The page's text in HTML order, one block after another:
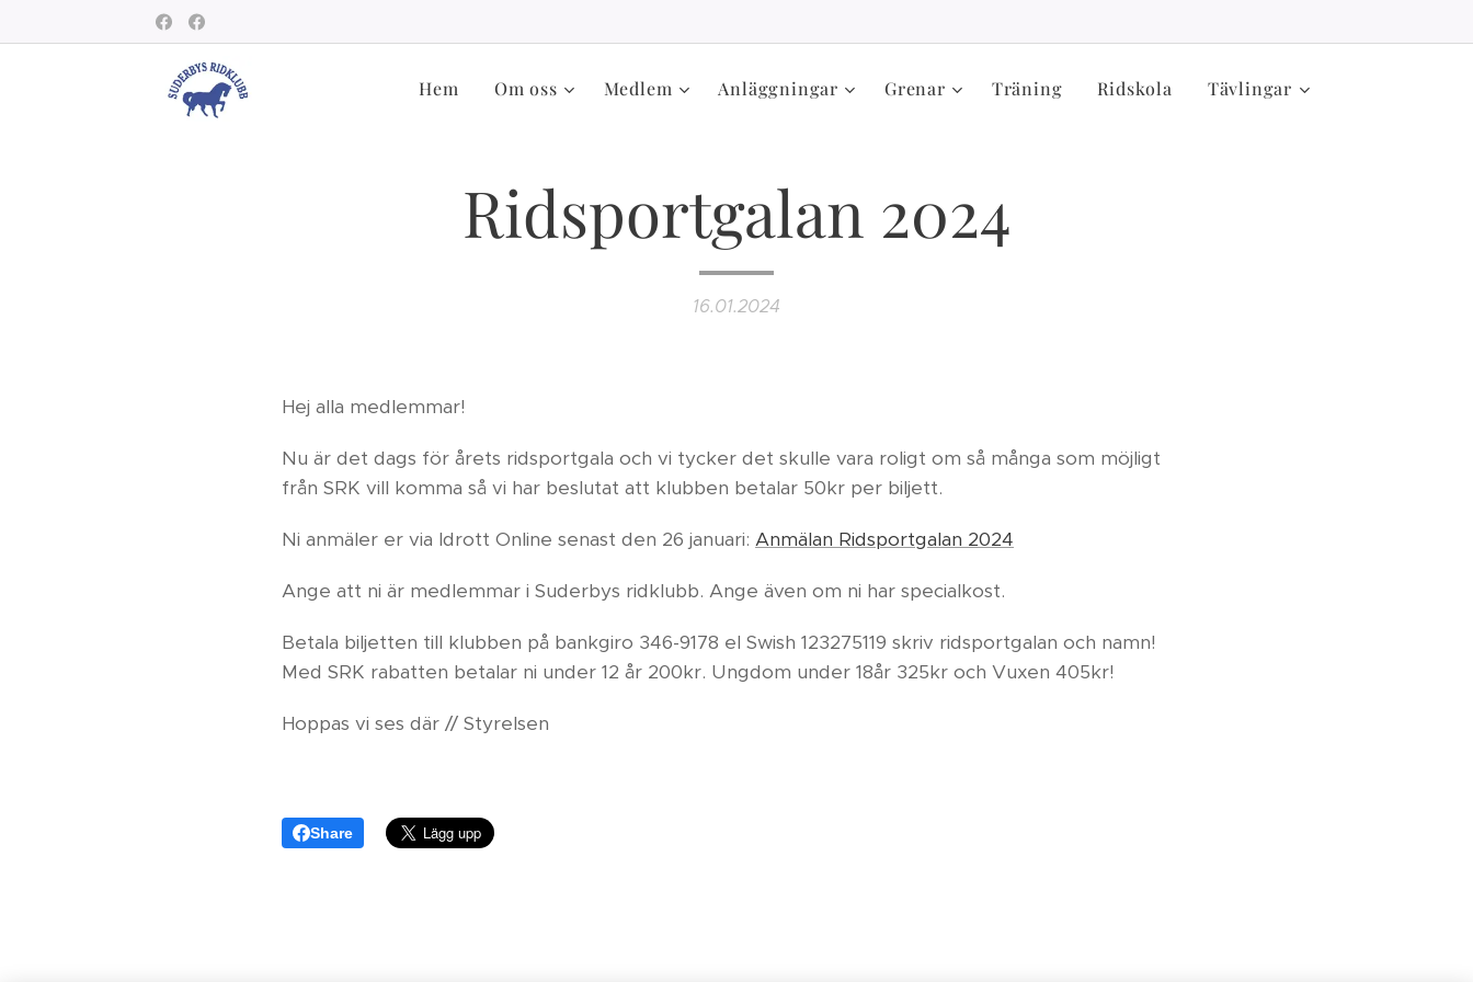
Hem Om oss Medlem Anläggningar Grenar Träning Ridskola Tävlingar
Ridsportgalan 2024
16.01.2024
Hej alla medlemmar!
Nu är det dags för årets ridsportgala och vi tycker det skulle vara roligt om så många som möjligt
från SRK vill komma så vi har beslutat att klubben betalar 50kr per biljett.
Ni anmäler er via Idrott Online senast den 26 januari: Anmälan Ridsportgalan 2024
Ange att ni är medlemmar i Suderbys ridklubb. Ange även om ni har specialkost.
Betala biljetten till klubben på bankgiro 346-9178 el Swish 123275119 skriv ridsportgalan och namn!
Med SRK rabatten betalar ni under 12 år 200kr. Ungdom under 18år 325kr och Vuxen 405kr!
Hoppas vi ses där // Styrelsen
Share